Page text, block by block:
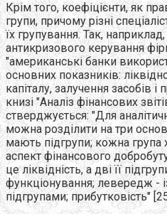
Крім того, коефіцієнти, як
групи, причому різні
їх групування. Так, наприклад,
антикризового керування
"американські банки
основних показників:
капіталу, залучення засобів і
книзі "Аналіз фінансових
стверджується: "Для
можна розділити на три
мають підгрупи; кожна група
аспект фінансового
це ліквідність, а дві її
функціонування; левередж -
підгрупами; прибутковість"